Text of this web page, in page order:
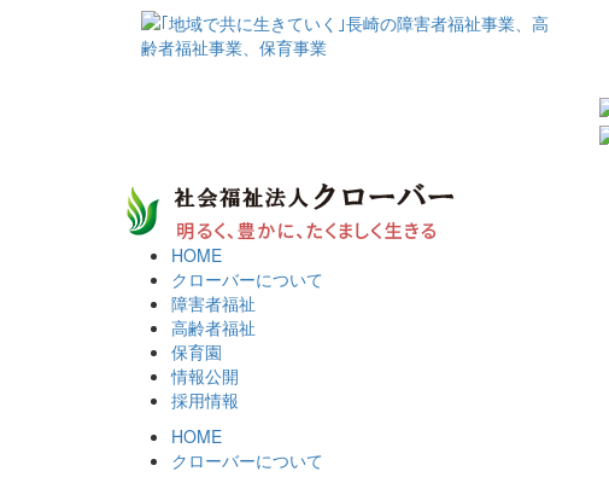
HOME
クローバーについて
障害者福祉
高齢者福祉
保育園
情報公開
採用情報
HOME
クローバーについて